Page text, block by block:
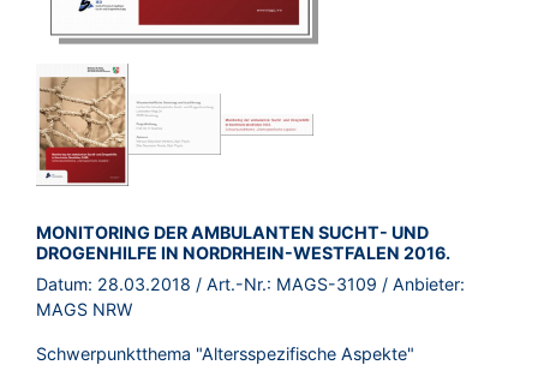
BROSCHÜRE:
MONITORING DER AMBULANTEN SUCHT- UND
DROGENHILFE IN NORDRHEIN-WESTFALEN 2016.
Datum: 28.03.2018 / Art.-Nr.: MAGS-3109 / Anbieter:
MAGS NRW
Schwerpunktthema "Altersspezifische Aspekte"